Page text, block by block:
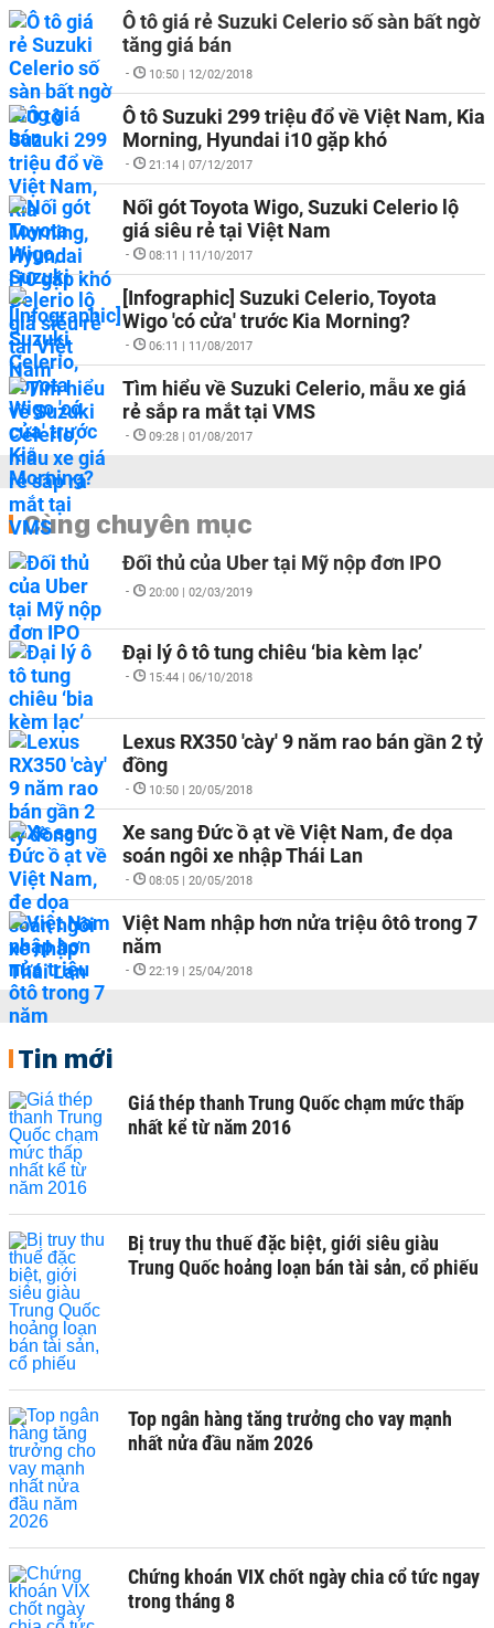
Ô tô giá rẻ Suzuki Celerio số sàn bất ngờ
tăng giá bán
- 10:50 | 12/02/2018
Ô tô Suzuki 299 triệu đổ về Việt Nam, Kia
Morning, Hyundai i10 gặp khó
- 21:14 | 07/12/2017
Nối gót Toyota Wigo, Suzuki Celerio lộ
giá siêu rẻ tại Việt Nam
- 08:11 | 11/10/2017
[Infographic] Suzuki Celerio, Toyota
Wigo 'có cửa' trước Kia Morning?
- 06:11 | 11/08/2017
Tìm hiểu về Suzuki Celerio, mẫu xe giá
rẻ sắp ra mắt tại VMS
- 09:28 | 01/08/2017
Cùng chuyên mục
Đối thủ của Uber tại Mỹ nộp đơn IPO
- 20:00 | 02/03/2019
Đại lý ô tô tung chiêu ‘bia kèm lạc’
- 15:44 | 06/10/2018
Lexus RX350 'cày' 9 năm rao bán gần 2 tỷ
đồng
- 10:50 | 20/05/2018
Xe sang Đức ồ ạt về Việt Nam, đe dọa
soán ngôi xe nhập Thái Lan
- 08:05 | 20/05/2018
Việt Nam nhập hơn nửa triệu ôtô trong 7
năm
- 22:19 | 25/04/2018
Tin mới
Giá thép thanh Trung Quốc chạm mức thấp
nhất kể từ năm 2016
Bị truy thu thuế đặc biệt, giới siêu giàu
Trung Quốc hoảng loạn bán tài sản, cổ phiếu
Top ngân hàng tăng trưởng cho vay mạnh
nhất nửa đầu năm 2026
Chứng khoán VIX chốt ngày chia cổ tức ngay
trong tháng 8